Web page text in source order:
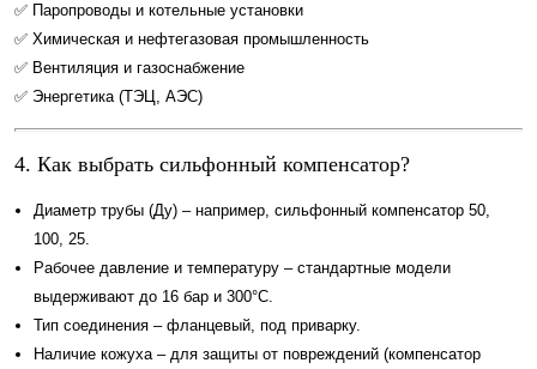
✅ Паропроводы и котельные установки
✅ Химическая и нефтегазовая промышленность
✅ Вентиляция и газоснабжение
✅ Энергетика (ТЭЦ, АЭС)
4. Как выбрать сильфонный компенсатор?
Диаметр трубы (Ду) – например, сильфонный компенсатор 50,
100, 25.
Рабочее давление и температуру – стандартные модели
выдерживают до 16 бар и 300°C.
Тип соединения – фланцевый, под приварку.
Наличие кожуха – для защиты от повреждений (компенсатор